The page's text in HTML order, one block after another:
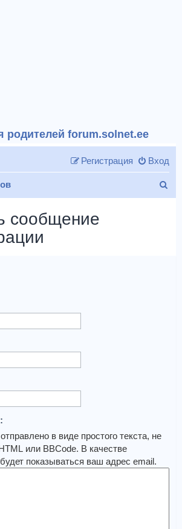
родителей forum.solnet.ee
Вход
Регистрация
сообщение
в виде простого текста, не
или BBCode. В качестве
показываться ваш адрес email.